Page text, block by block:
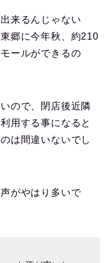
来るんじゃない
郷に今年秋、約210
ールができるの
ので、閉店後近隣
用する事になると
は間違いないでし
がやはり多いで